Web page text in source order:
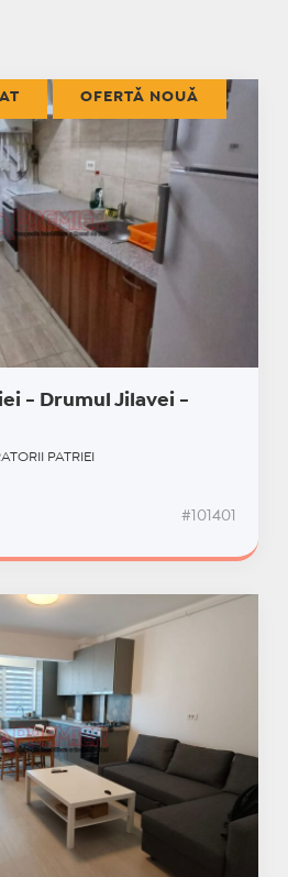
- Drumul Jilavei -
PATRIEI
#101401
OFERTĂ NOUĂ